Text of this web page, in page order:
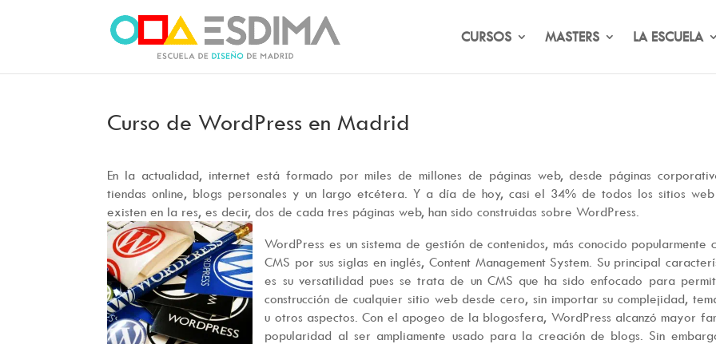
CURSOS MASTERS LA ESCUELA
Curso de WordPress en Madrid
En la actualidad, internet está formado por miles de millones de páginas web, desde páginas
tiendas online, blogs personales y un largo etcétera. Y a día de hoy, casi el 34% de todos los sitios
existen en la res, es decir, dos de cada tres páginas web, han sido construidas sobre WordPress.
WordPress es un sistema de gestión de contenidos, más conocido popularmente
CMS por sus siglas en inglés, Content Management System. Su principal
es su versatilidad pues se trata de un CMS que ha sido enfocado para
construcción de cualquier sitio web desde cero, sin importar su complejidad,
u otros aspectos. Con el apogeo de la blogosfera, WordPress alcanzó mayor
popularidad al ser ampliamente usado para la creación de blogs. Sin